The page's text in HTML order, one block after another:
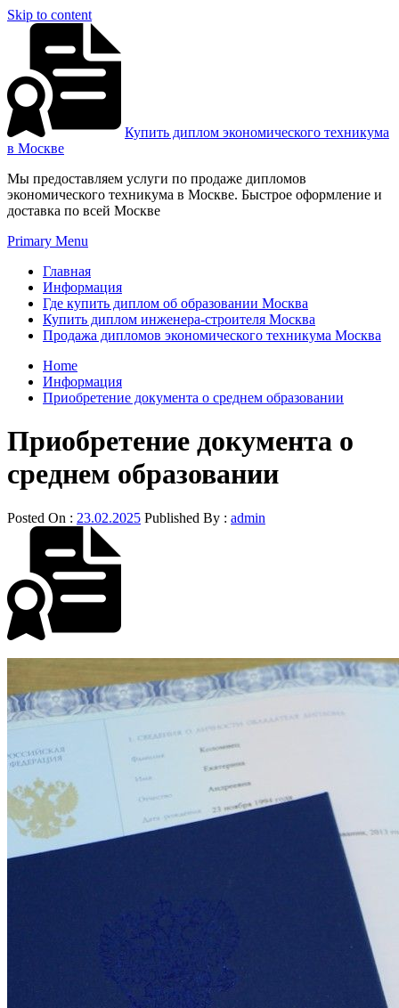
Skip to content
Купить диплом экономического техникума
в Москве
Мы предоставляем услуги по продаже дипломов
экономического техникума в Москве. Быстрое оформление и
доставка по всей Москве
Primary Menu
Главная
Информация
Где купить диплом об образовании Москва
Купить диплом инженера-строителя Москва
Продажа дипломов экономического техникума Москва
Home
Информация
Приобретение документа о среднем образовании
Приобретение документа о
среднем образовании
Posted On : 23.02.2025 Published By : admin